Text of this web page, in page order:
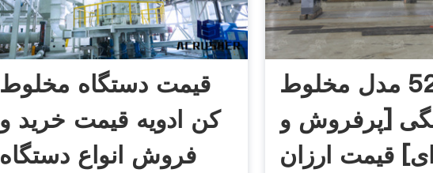
قیمت دستگاه مخلوط
کن ادویه قیمت خرید و
فروش انواع دستگاه
خرید 52 مدل مخلوط
[پرفروش و
قیمت ارزان